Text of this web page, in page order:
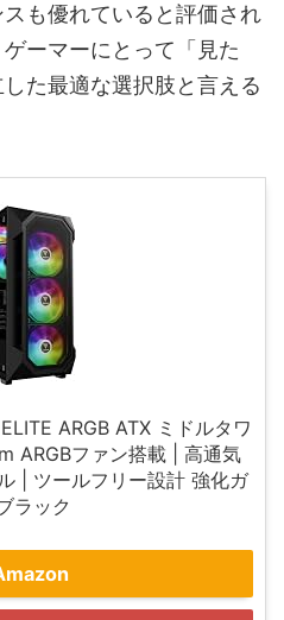
も優れていると評価され
ーマーにとって「見た
た最適な選択肢と言える
ARGB ATX ミドルタワ
ARGBファン搭載 | 高通気
| ツールフリー設計 強化ガ
ラック